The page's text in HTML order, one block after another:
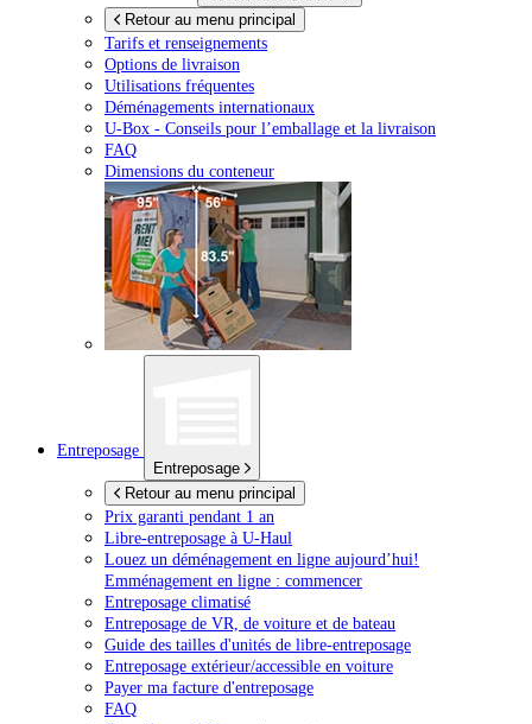
Retour au menu principal
Tarifs et renseignements
Options de livraison
Utilisations fréquentes
Déménagements internationaux
U-Box - Conseils pour l’emballage et la livraison
FAQ
Dimensions du conteneur
Entreposage
Entreposage
Retour au menu principal
Prix garanti pendant 1 an
Libre-entreposage à U-Haul
Louez un déménagement en ligne aujourd’hui!
Emménagement en ligne : commencer
Entreposage climatisé
Entreposage de VR, de voiture et de bateau
Guide des tailles d'unités de libre-entreposage
Entreposage extérieur/accessible en voiture
Payer ma facture d'entreposage
FAQ